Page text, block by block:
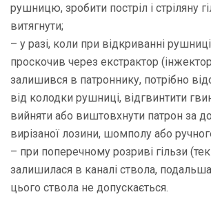
рушницю, зробити постріл і стріляну
витягнути;
– у разі, коли при відкриванні
проскочив через екстрактор
залишився в патроннику, потрібно
від колодки рушниці, відгвинтити
вийняти або виштовхнути патрон за
вирізаної лозини, шомполу або
– при поперечному розриві гільзи
залишилася в каналі ствола, подальша
цього ствола не допускається.